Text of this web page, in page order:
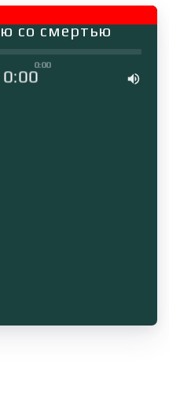
со смертью
0:00
0:00